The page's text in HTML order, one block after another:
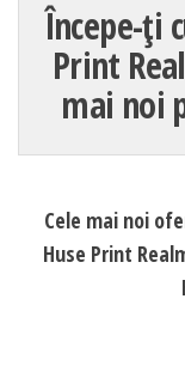
Începe-ți
Print
mai noi
Cele mai noi
Huse Print